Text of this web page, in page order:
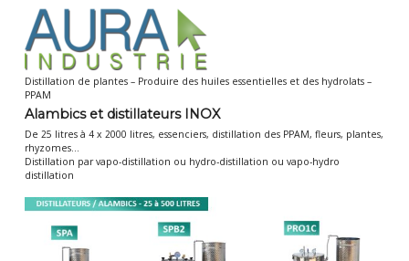
content
Distillation de plantes – Produire des huiles essentielles et des hydrolats –
PPAM
Alambics et distillateurs INOX
De 25 litres à 4 x 2000 litres, essenciers, distillation des PPAM, fleurs, plantes,
rhyzomes…
Distillation par vapo-distillation ou hydro-distillation ou vapo-hydro
distillation